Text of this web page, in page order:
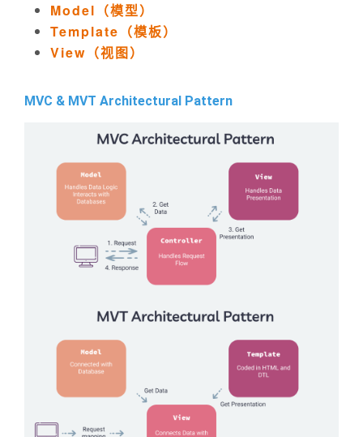
Model（模型）
Template（模板）
View（视图）
MVC & MVT Architectural Pattern